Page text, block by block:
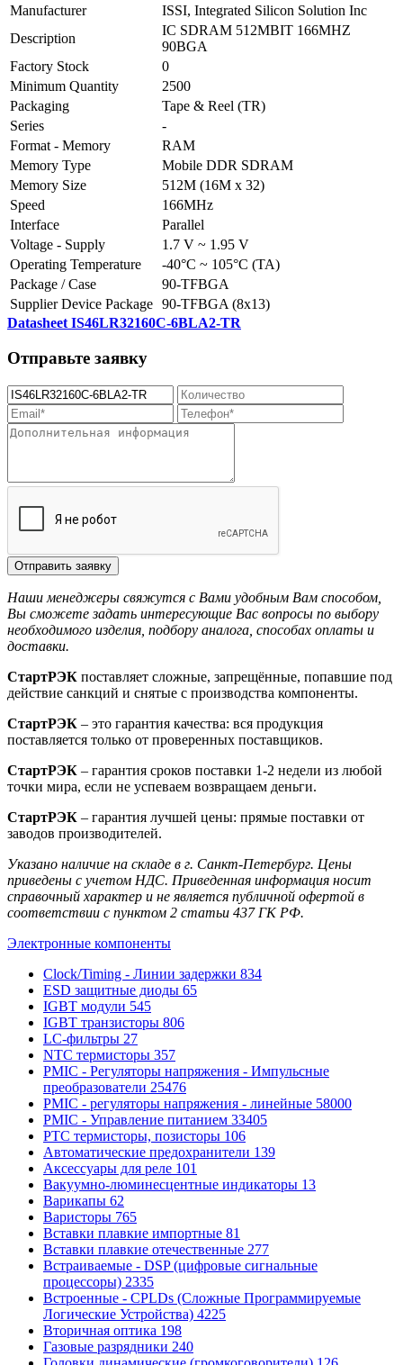
Manufacturer
ISSI, Integrated Silicon Solution Inc
Description
IC SDRAM 512MBIT 166MHZ
90BGA
Factory Stock
0
Minimum Quantity
2500
Packaging
Tape & Reel (TR)
Series
-
Format - Memory
RAM
Memory Type
Mobile DDR SDRAM
Memory Size
512M (16M x 32)
Speed
166MHz
Interface
Parallel
Voltage - Supply
1.7 V ~ 1.95 V
Operating Temperature
-40°C ~ 105°C (TA)
Package / Case
90-TFBGA
Supplier Device Package 90-TFBGA (8x13)
Datasheet IS46LR32160C-6BLA2-TR
Отправьте заявку
Отправить заявку
Наши менеджеры свяжутся с Вами удобным Вам способом,
Вы сможете задать интересующие Вас вопросы по выбору
необходимого изделия, подбору аналога, способах оплаты и
доставки.
СтартРЭК поставляет сложные, запрещённые, попавшие под
действие санкций и снятые с производства компоненты.
СтартРЭК – это гарантия качества: вся продукция
поставляется только от проверенных поставщиков.
СтартРЭК – гарантия сроков поставки 1-2 недели из любой
точки мира, если не успеваем возвращаем деньги.
СтартРЭК – гарантия лучшей цены: прямые поставки от
заводов производителей.
Указано наличие на складе в г. Санкт-Петербург. Цены
приведены с учетом НДС. Приведенная информация носит
справочный характер и не является публичной офертой в
соответствии с пунктом 2 статьи 437 ГК РФ.
Электронные компоненты
Clock/Timing - Линии задержки 834
ESD защитные диоды 65
IGBT модули 545
IGBT транзисторы 806
LC-фильтры 27
NTC термисторы 357
PMIC - Регуляторы напряжения - Импульсные
преобразователи 25476
PMIC - регуляторы напряжения - линейные 58000
PMIC - Управление питанием 33405
PTC термисторы, позисторы 106
Автоматические предохранители 139
Аксессуары для реле 101
Вакуумно-люминесцентные индикаторы 13
Варикапы 62
Варисторы 765
Вставки плавкие импортные 81
Вставки плавкие отечественные 277
Встраиваемые - DSP (цифровые сигнальные
процессоры) 2335
Встроенные - CPLDs (Сложные Программируемые
Логические Устройства) 4225
Вторичная оптика 198
Газовые разрядники 240